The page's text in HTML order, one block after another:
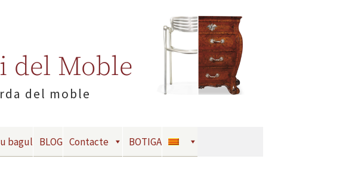
del Moble
del moble
bagul BLOG Contacte BOTIGA